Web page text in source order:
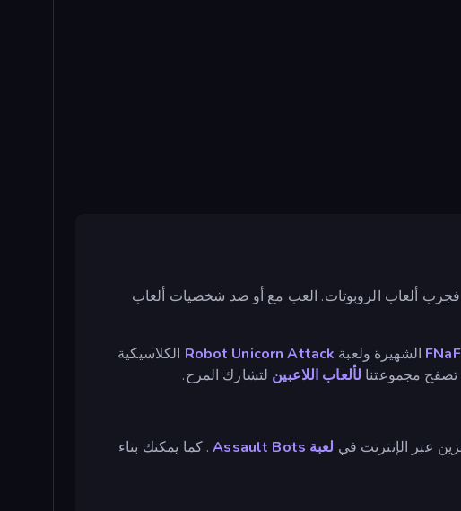
فجرب ألعاب الروبوتات. العب مع أو ضد شخصيات ألعاب
الشهيرة ولعبة Robot Unicorn Attack الكلاسيكية
مجموعتنا لألعاب اللاعبين لتشارك المرح.
عبر الإنترنت في لعبة Assault Bots
. كما يمكنك بناء